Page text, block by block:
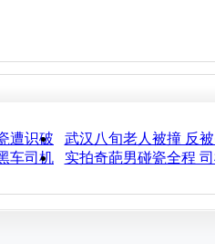
遭识破
武汉八旬老人被撞 反
车司机
实拍奇葩男碰瓷全程